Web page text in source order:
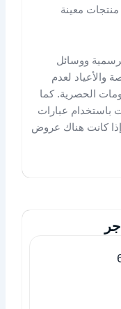
معينة
ووسائل
والأعياد لعدم
الحصرية. كما
باستخدام عبارات
كانت هناك عروض